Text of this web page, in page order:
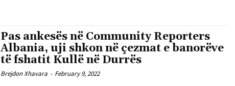
Pas ankesës në Community Reporters
Albania, uji shkon në çezmat e banorëve
të fshatit Kullë në Durrës
Brejdon Xhavara - February 9, 2022